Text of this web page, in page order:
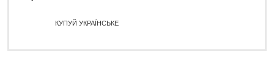
КУПУЙ УКРАЇНСЬКЕ